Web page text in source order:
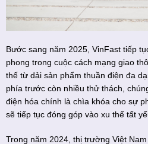
Bước sang năm 2025, VinFast tiếp
phong trong cuộc cách mạng giao
thế từ dải sản phẩm thuần điện đa
phía trước còn nhiều thử thách,
điện hóa chính là chìa khóa cho sự
sẽ tiếp tục đóng góp vào xu thế tất
Trong năm 2024, thị trường Việt